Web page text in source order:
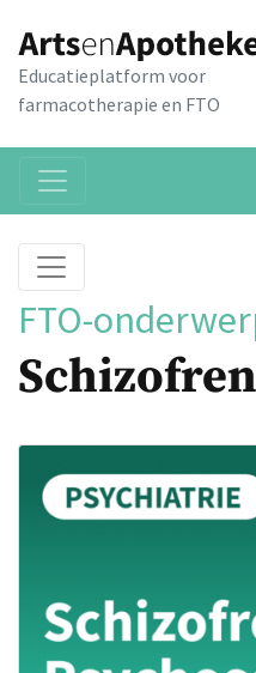
Educatieplatform voor
farmacotherapie en FTO
FTO-